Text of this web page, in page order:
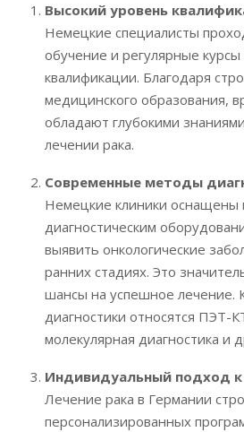
Высокий уровень
Немецкие специалисты
обучение и регулярные
квалификации. Благодаря
медицинского образования,
обладают глубокими
лечении рака.
Современные методы
Немецкие клиники оснащены
диагностическим
выявить онкологические
ранних стадиях. Это
шансы на успешное лечение.
диагностики относятся ПЭТ-
молекулярная диагностика и
Индивидуальный подход
Лечение рака в Германии
персонализированных